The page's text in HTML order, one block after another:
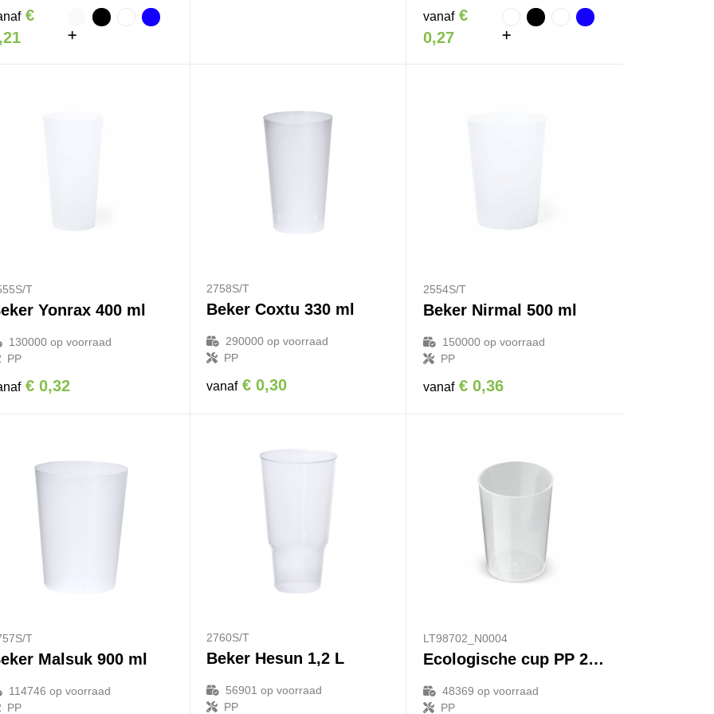
€
vanaf €
0,27
T
Yonrax 400 ml
130000op voorraad
PP
€ 0,32
2758S/T
Beker Coxtu 330 ml
290000op voorraad
PP
vanaf € 0,30
2554S/T
Beker Nirmal 500 ml
150000 op voorraad
PP
vanaf € 0,36
T
Malsuk 900 ml
114746 op voorraad
PP
2760S/T
Beker Hesun 1,2 L
56901 op voorraad
PP
LT98702_N0004
Ecologische cup PP 250ml
48369 op voorraad
PP